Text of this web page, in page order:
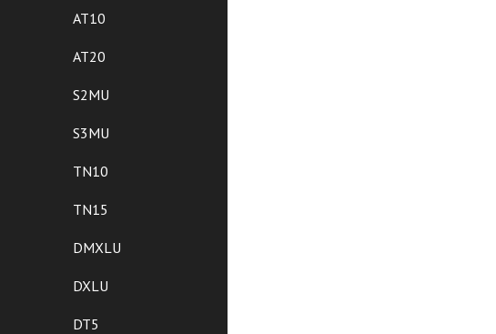
AT10
AT20
S2MU
S3MU
TN10
TN15
DMXLU
DXLU
DT5